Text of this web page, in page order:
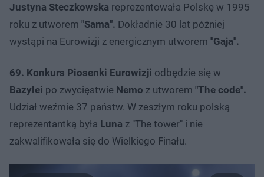
Justyna Steczkowska reprezentowała Polskę w 1995
roku z utworem "Sama". Dokładnie 30 lat później
wystąpi na Eurowizji z energicznym utworem "Gaja".
69. Konkurs Piosenki Eurowizji odbędzie się w
Bazylei po zwycięstwie Nemo z utworem "The code".
Udział weźmie 37 państw. W zeszłym roku polską
reprezentantką była Luna z "The tower" i nie
zakwalifikowała się do Wielkiego Finału.